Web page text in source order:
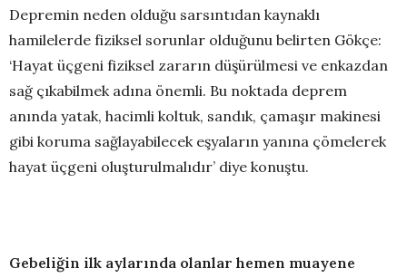
Depremin neden olduğu sarsıntıdan kaynaklı
hamilelerde fiziksel sorunlar olduğunu belirten Gökçe:
‘Hayat üçgeni fiziksel zararın düşürülmesi ve enkazdan
sağ çıkabilmek adına önemli. Bu noktada deprem
anında yatak, hacimli koltuk, sandık, çamaşır makinesi
gibi koruma sağlayabilecek eşyaların yanına çömelerek
hayat üçgeni oluşturulmalıdır’ diye konuştu.
Gebeliğin ilk aylarında olanlar hemen muayene